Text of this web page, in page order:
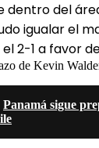
dentro del
igualar el
2-1 a favor
de Kevin
Panamá sigue